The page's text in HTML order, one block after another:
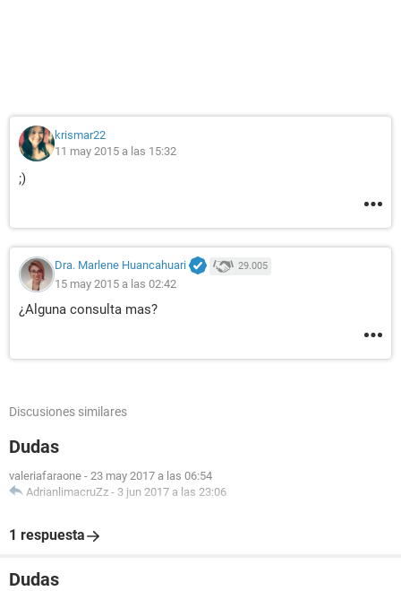
krismar22
11 may 2015 a las 15:32
;)
Dra. Marlene Huancahuari 29.005
15 may 2015 a las 02:42
¿Alguna consulta mas?
Discusiones similares
Dudas
valeriafaraone - 23 may 2017 a las 06:54
AdrianlimacruZz - 3 jun 2017 a las 23:06
1 respuesta
Dudas